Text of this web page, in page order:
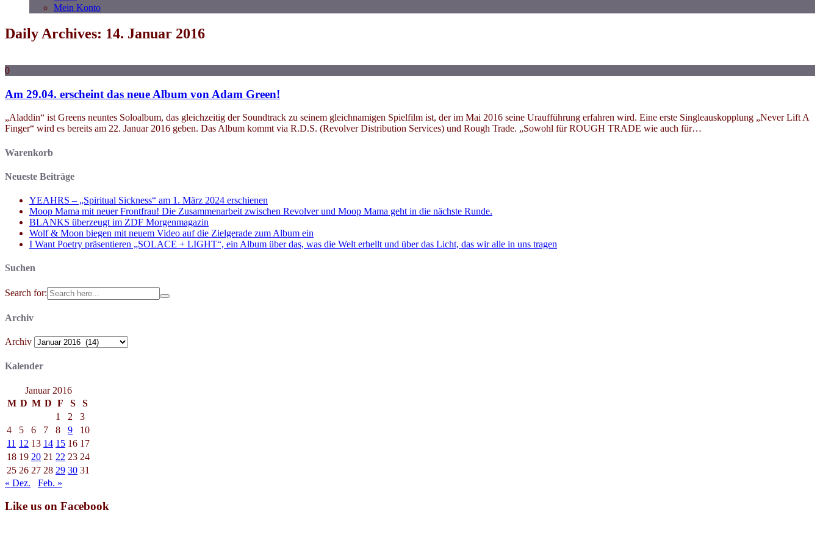
Mein Konto
Daily Archives: 14. Januar 2016
0
Am 29.04. erscheint das neue Album von Adam Green!
„Aladdin“ ist Greens neuntes Soloalbum, das gleichzeitig der Soundtrack zu seinem gleichnamigen Spielfilm ist, der im Mai 2016 seine Uraufführung erfahren wird. Eine erste Singleauskopplung „Never Lift A
Finger“ wird es bereits am 22. Januar 2016 geben. Das Album kommt via R.D.S. (Revolver Distribution Services) und Rough Trade. „Sowohl für ROUGH TRADE wie auch für…
Warenkorb
Neueste Beiträge
YEAHRS – „Spiritual Sickness“ am 1. März 2024 erschienen
Moop Mama mit neuer Frontfrau! Die Zusammenarbeit zwischen Revolver und Moop Mama geht in die nächste Runde.
BLANKS überzeugt im ZDF Morgenmagazin
Wolf & Moon biegen mit neuem Video auf die Zielgerade zum Album ein
I Want Poetry präsentieren „SOLACE + LIGHT“, ein Album über das, was die Welt erhellt und über das Licht, das wir alle in uns tragen
Suchen
Search for:
Archiv
Archiv
Kalender
Januar 2016
M D M D F S
S
1
2
3
4
5 6 7 8 9
10
11 12 13 14 15 16 17
18 19 20 21 22 23 24
25 26 27 28 29 30 31
« Dez.
Feb. »
Like us on Facebook